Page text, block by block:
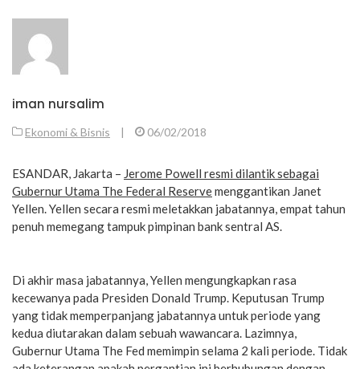
iman nursalim
Ekonomi & Bisnis | 06/02/2018
ESANDAR, Jakarta – Jerome Powell resmi dilantik sebagai
Gubernur Utama The Federal Reservemenggantikan Janet
Yellen. Yellen secara resmi meletakkan jabatannya, empat tahun
penuh memegang tampuk pimpinan bank sentral AS.
Di akhir masa jabatannya, Yellen mengungkapkan rasa
kecewanya pada Presiden Donald Trump. Keputusan Trump
yang tidak memperpanjang jabatannya untuk periode yang
kedua diutarakan dalam sebuah wawancara. Lazimnya,
Gubernur Utama The Fed memimpin selama 2 kali periode. Tidak